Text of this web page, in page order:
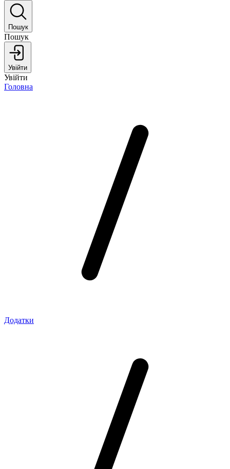
Пошук
Пошук
Увійти
Увійти
Головна
Додатки